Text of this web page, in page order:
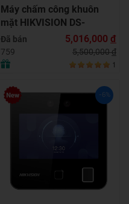
Máy chấm công khuôn
mặt HIKVISION DS-
K1T344MBFWX-E1, Đàm
thoại 2 chiều, 3000 khuôn
mặt
Đã bán
759
5,016,000 đ
5,500,000đ
1
-6%